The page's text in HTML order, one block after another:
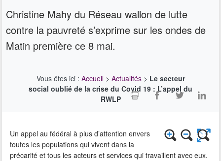
Christine Mahy du Réseau wallon de lutte
contre la pauvreté s’exprime sur les ondes de
Matin première ce 8 mai.
Vous êtes ici : Accueil> Actualités> Le secteur
social oublié de la crise du Covid 19 : L’appel du
RWLP
Un appel au fédéral à plus d’attention envers
toutes les populations qui vivent dans la
précarité et tous les acteurs et services qui travaillent avec eux.